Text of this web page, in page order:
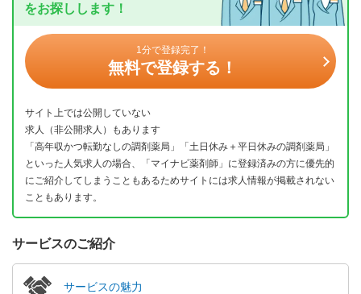
をお探しします！
1分で登録完了！
無料で登録する！
サイト上では公開していない
求人（非公開求人）もあります
「高年収かつ転勤なしの調剤薬局」「土日休み＋平日休みの調剤薬局」
といった人気求人の場合、「マイナビ薬剤師」に登録済みの方に優先的
にご紹介してしまうこともあるためサイトには求人情報が掲載されない
こともあります。
サービスのご紹介
サービスの魅力